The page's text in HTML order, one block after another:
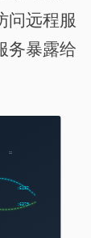
问远程服
务暴露给